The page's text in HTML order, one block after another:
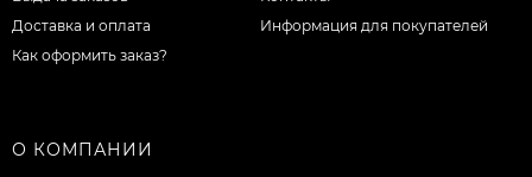
Доставка и оплата
Как оформить заказ?
Информация для покупателей
О КОМПАНИИ